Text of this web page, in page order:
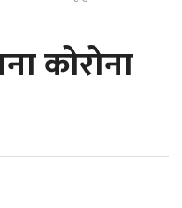
कोरोना